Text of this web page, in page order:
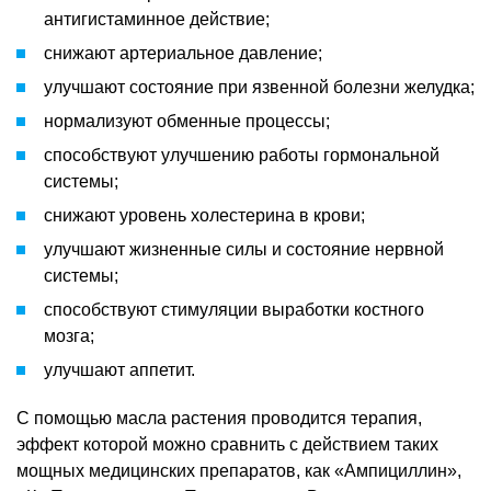
антигистаминное действие;
снижают артериальное давление;
улучшают состояние при язвенной болезни желудка;
нормализуют обменные процессы;
способствуют улучшению работы гормональной
системы;
снижают уровень холестерина в крови;
улучшают жизненные силы и состояние нервной
системы;
способствуют стимуляции выработки костного
мозга;
улучшают аппетит.
С помощью масла растения проводится терапия,
эффект которой можно сравнить с действием таких
мощных медицинских препаратов, как «Ампициллин»,